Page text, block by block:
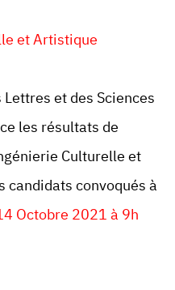
et Artistique
et des Sciences
les résultats de
Culturelle et
candidats convoqués à
Octobre 2021 à 9h